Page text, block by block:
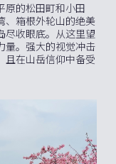
原的松田町和小田
、箱根外轮山的绝美
尽收眼底。从这里望
量。强大的视觉冲击
且在山岳信仰中备受